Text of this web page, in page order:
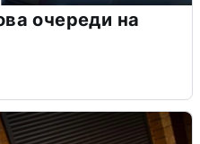
очереди на